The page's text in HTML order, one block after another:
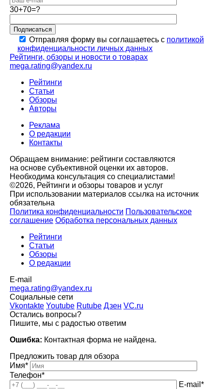
30+70=?
Подписаться
Отправляя форму вы соглашаетесь с политикой
конфиденциальности личных данных
Рейтинги, обзоры и новости о товарах
mega.rating@yandex.ru
Рейтинги
Статьи
Обзоры
Авторы
Реклама
О редакции
Контакты
Обращаем внимание: рейтинги составляются
на основе субъективной оценки их авторов.
Необходима консультация со специалистами!
©2026, Рейтинги и обзоры товаров и услуг
При использовании материалов ссылка на источник
обязательна
Политика конфиденциальности Пользовательское
соглашение Обработка персональных данных
Рейтинги
Статьи
Обзоры
О редакции
E-mail
mega.rating@yandex.ru
Социальные сети
Vkontakte Youtube Rutube Дзен VC.ru
Остались вопросы?
Пишите, мы с радостью ответим
Ошибка: Контактная форма не найдена.
Предложить товар для обзора
Имя*
Телефон*
E-mail*